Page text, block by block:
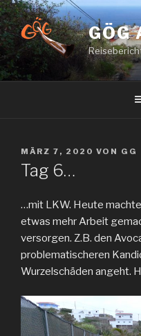
Zum
Inhalt
springen
GÖG
VERÖFFENTLICHT
AM
MÄRZ 7, 2020 VON GG
Tag 6…
…mit LKW. Heute machte
etwas mehr Arbeit
versorgen. Z.B. den
problematischeren
Wurzelschäden angeht.